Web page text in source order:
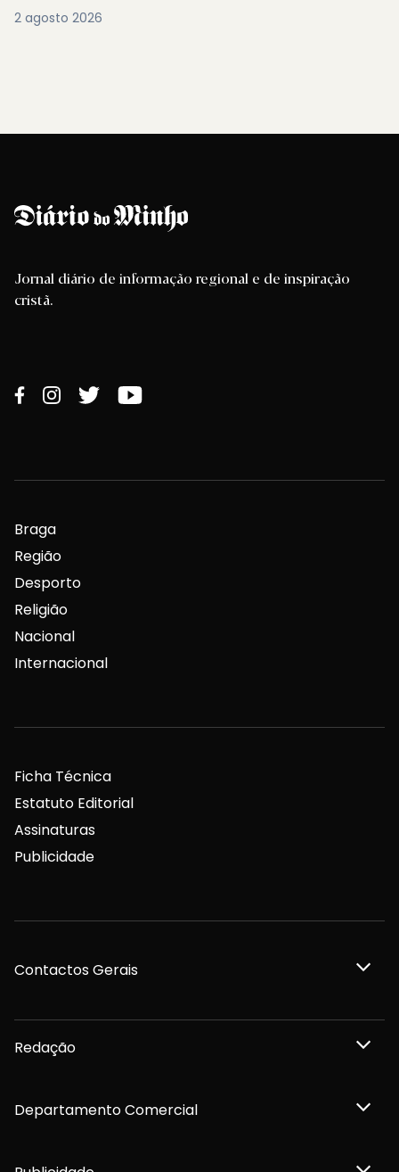
2 agosto 2026
Jornal diário de informação regional e de inspiração
cristã.
Braga
Região
Desporto
Religião
Nacional
Internacional
Ficha Técnica
Estatuto Editorial
Assinaturas
Publicidade
Contactos Gerais
Redação
Departamento Comercial